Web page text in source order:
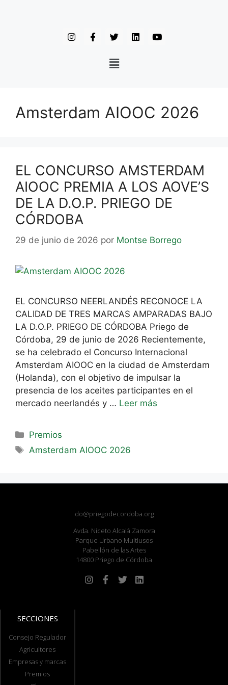
Amsterdam AIOOC 2026
EL CONCURSO AMSTERDAM
AIOOC PREMIA A LOS AOVE’S
DE LA D.O.P. PRIEGO DE
CÓRDOBA
29 de junio de 2026 por Montse Borrego
EL CONCURSO NEERLANDÉS RECONOCE LA
CALIDAD DE TRES MARCAS AMPARADAS BAJO
LA D.O.P. PRIEGO DE CÓRDOBA Priego de
Córdoba, 29 de junio de 2026 Recientemente,
se ha celebrado el Concurso Internacional
Amsterdam AIOOC en la ciudad de Amsterdam
(Holanda), con el objetivo de impulsar la
presencia de los aceites participantes en el
mercado neerlandés y … Leer más
Premios
Amsterdam AIOOC 2026
do@priegodecordoba.org
Avda. Niceto Alcalá Zamora
Parque Urbano Multiusos
Pabellón de las Artes
14800 Priego de Córdoba
SECCIONES
Consejo Regulador
Agricultores
Empresas y marcas
Premios